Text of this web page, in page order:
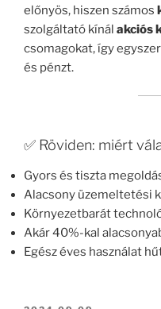
előnyös, hiszen számos
szolgáltató kínál akciós
csomagokat, így
és pénzt.
✅ Röviden: miért
Gyors és tiszta
Alacsony üzemeltetési
Környezetbarát
Akár 40%-kal
Egész éves használat